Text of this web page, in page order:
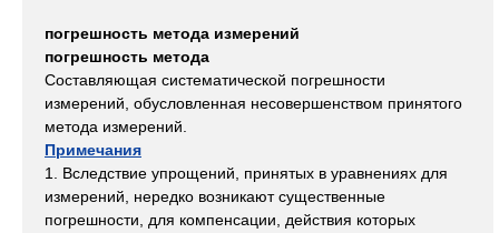
погрешность метода измерений
погрешность метода
Составляющая систематической погрешности
измерений, обусловленная несовершенством принятого
метода измерений.
Примечания
1. Вследствие упрощений, принятых в уравнениях для
измерений, нередко возникают существенные
погрешности, для компенсации, действия которых